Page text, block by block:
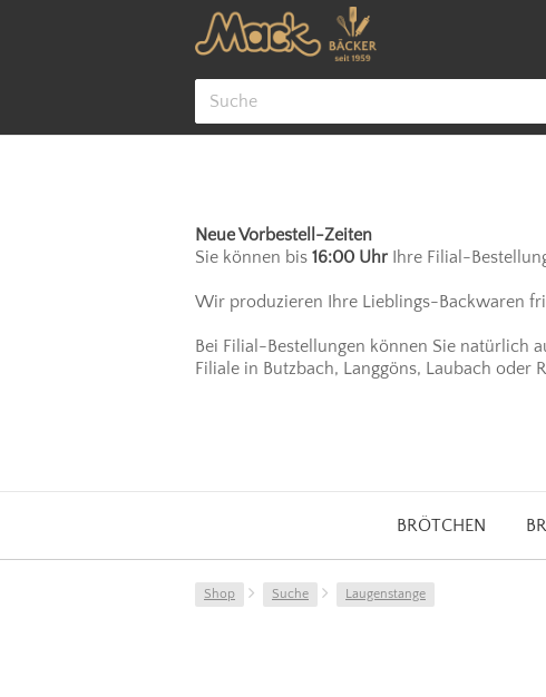
Neue Vorbestell-Zeiten
Sie können bis 16:00 Uhr Ihre Filial-
Wir produzieren Ihre Lieblings-Backwaren
Bei Filial-Bestellungen können Sie natürlich
Filiale in Butzbach, Langgöns, Laubach oder
BRÖTCHEN
Shop Suche Laugenstange